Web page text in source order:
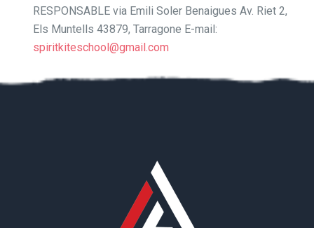
RESPONSABLE via Emili Soler Benaigues Av. Riet 2,
Els Muntells 43879, Tarragone E-mail:
spiritkiteschool@gmail.com